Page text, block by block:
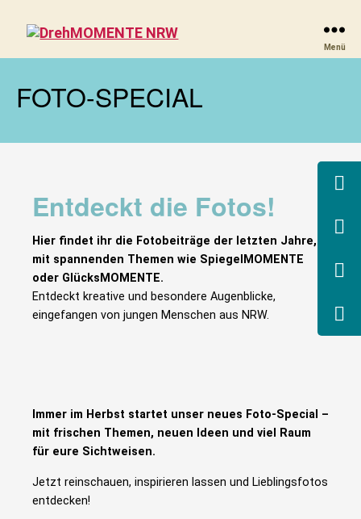
Menü
FOTO-SPECIAL
Entdeckt die Fotos!
Hier findet ihr die Fotobeiträge der letzten Jahre,
mit spannenden Themen wie SpiegelMOMENTE
oder GlücksMOMENTE.
Entdeckt kreative und besondere Augenblicke,
eingefangen von jungen Menschen aus NRW.
Immer im Herbst startet unser neues Foto-Special –
mit frischen Themen, neuen Ideen und viel Raum
für eure Sichtweisen.
Jetzt reinschauen, inspirieren lassen und Lieblingsfotos
entdecken!